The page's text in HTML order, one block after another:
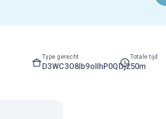
Type gerecht
D3WC3O8lb9ollhP0QDj2
Totale tijd
50m